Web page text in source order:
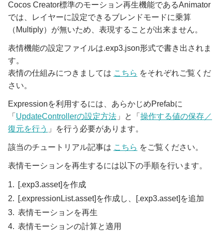
Cocos Creator標準のモーション再生機能であるAnimator
では、レイヤーに設定できるブレンドモードに乗算
（Multiply）が無いため、表現することが出来ません。
表情機能の設定ファイルは.exp3.json形式で書き出されま
す。
表情の仕組みにつきましては こちら をそれぞれご覧くだ
さい。
Expressionを利用するには、あらかじめPrefabに
「 UpdateControllerの設定方法 」と「 操作する値の保存／
復元を行う 」を行う必要があります。
該当のチュートリアル記事は こちら をご覧ください。
表情モーションを再生するには以下の手順を行います。
[.exp3.asset]を作成
[.expressionList.asset]を作成し、[.exp3.asset]を追加
表情モーションを再生
表情モーションの計算と適用